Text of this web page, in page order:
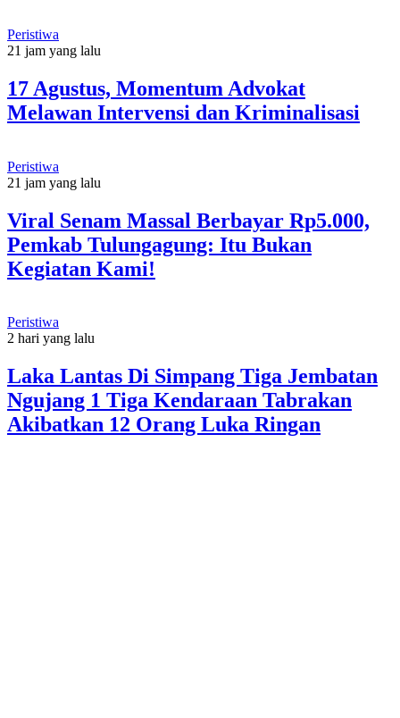
Peristiwa
21 jam yang lalu
17 Agustus, Momentum Advokat
Melawan Intervensi dan Kriminalisasi
Peristiwa
21 jam yang lalu
Viral Senam Massal Berbayar Rp5.000,
Pemkab Tulungagung: Itu Bukan
Kegiatan Kami!
Peristiwa
2 hari yang lalu
Laka Lantas Di Simpang Tiga Jembatan
Ngujang 1 Tiga Kendaraan Tabrakan
Akibatkan 12 Orang Luka Ringan